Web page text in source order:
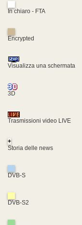
In chiaro - FTA
Encrypted
Visualizza una schermata
3D
Trasmissioni video LIVE
+
Storia delle news
DVB-S
DVB-S2